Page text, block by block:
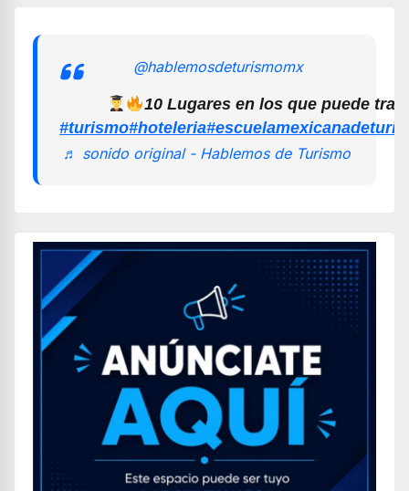
@hablemosdeturismomx
10 Lugares en los que puede
#turismo#hoteleria
♬ sonido original - Hablemos de Turismo